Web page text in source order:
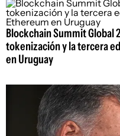
Blockchain Summit Global
tokenización y la tercera
en Uruguay